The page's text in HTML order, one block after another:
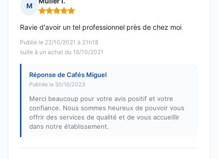
M
Note : 5 sur 5
Publié le 22/10/2021 à 21h18
suite à un achat du 16/10/2021
Ravie d'avoir un tel professionnel près de chez moi
Réponse de Cafés Miguel
Publiée le 30/10/2023
Merci beaucoup pour votre avis positif et votre
confiance. Nous sommes heureux de pouvoir vous
offrir des services de qualité et de vous accueillir
dans notre établissement.